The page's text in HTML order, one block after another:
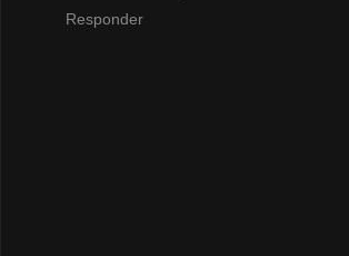
Responder